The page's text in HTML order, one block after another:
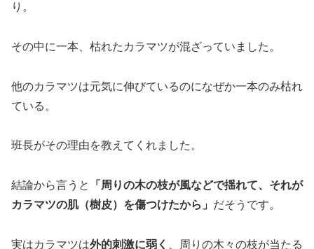
り。
その中に一本、枯れたカラマツが混ざっていました。
他のカラマツは元気に伸びているのになぜか一本のみ枯れ
ている。
班長がその理由を教えてくれました。
結論から言うと
「周りの木の枝が風などで揺れて、それが
カラマツの肌（樹皮）を傷つけたから」 だそうです。
実はカラマツは外的刺激に弱く
、周りの木々の枝が当たる